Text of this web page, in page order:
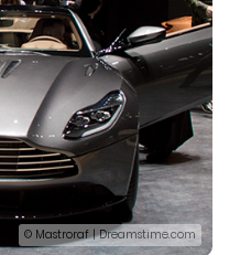
© Mastroraf | Dreamstime.com